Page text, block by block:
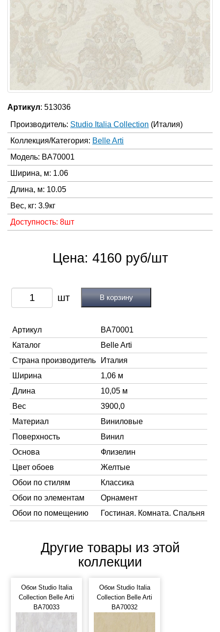
Артикул: 513036
Производитель: Studio Italia Collection (Италия)
Коллекция/Категория: Belle Arti
Модель: BA70001
Ширина, м: 1.06
Длина, м: 10.05
Вес, кг: 3.9кг
Доступность: 8шт
Цена: 4160 руб/шт
В корзину
Артикул
BA70001
Каталог
Belle Arti
Страна производитель
Италия
Ширина
1,06 м
Длина
10,05 м
Вес
3900,0
Материал
Виниловые
Поверхность
Винил
Основа
Флизелин
Цвет обоев
Желтые
Обои по стилям
Классика
Обои по элементам
Орнамент
Обои по помещению
Гостиная. Комната. Спальня
Другие товары из этой
коллекции
Обои Studio Italia
Collection Belle Arti
BA70033
Обои Studio Italia
Collection Belle Arti
BA70032